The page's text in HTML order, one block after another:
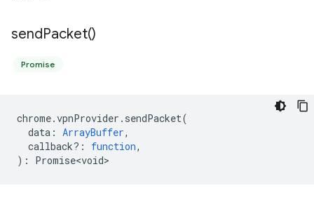
sendPacket()
Promise
chrome.vpnProvider . sendPacket(
data : ArrayBuffer,
callback? : function,
) : Promise<void>